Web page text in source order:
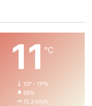
11 ℃
10º - 11º%
69%
15.3 km/h